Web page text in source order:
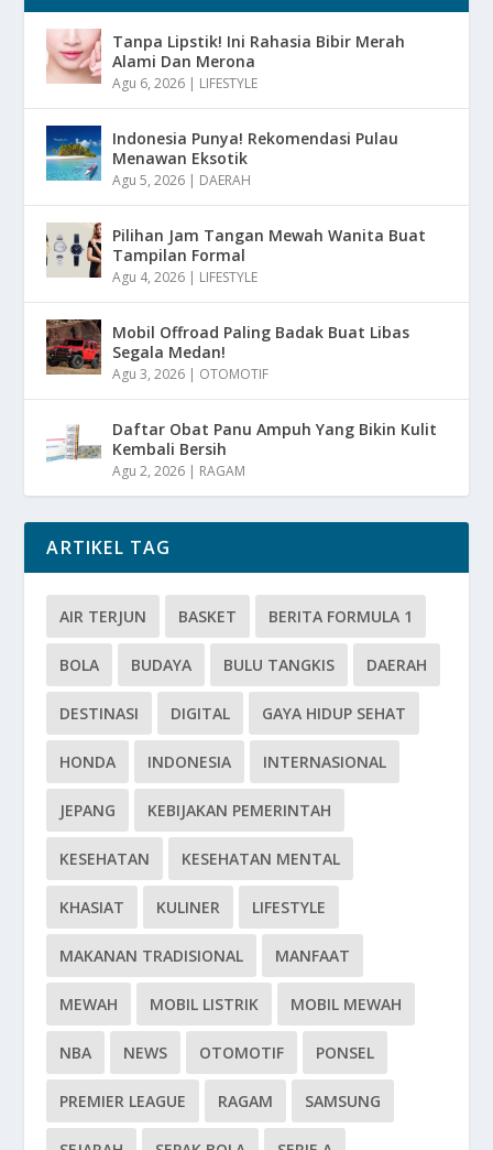
Tanpa Lipstik! Ini Rahasia Bibir Merah
Alami Dan Merona
Agu 6, 2026 | LIFESTYLE
Indonesia Punya! Rekomendasi Pulau
Menawan Eksotik
Agu 5, 2026 | DAERAH
Pilihan Jam Tangan Mewah Wanita Buat
Tampilan Formal
Agu 4, 2026 | LIFESTYLE
Mobil Offroad Paling Badak Buat Libas
Segala Medan!
Agu 3, 2026 | OTOMOTIF
Daftar Obat Panu Ampuh Yang Bikin Kulit
Kembali Bersih
Agu 2, 2026 | RAGAM
ARTIKEL TAG
AIR TERJUN BASKET BERITA FORMULA 1
BOLA BUDAYA BULU TANGKIS DAERAH
DESTINASI DIGITAL GAYA HIDUP SEHAT
HONDA INDONESIA INTERNASIONAL
JEPANG KEBIJAKAN PEMERINTAH
KESEHATAN KESEHATAN MENTAL
KHASIAT KULINER LIFESTYLE
MAKANAN TRADISIONAL MANFAAT
MEWAH MOBIL LISTRIK MOBIL MEWAH
NBA NEWS OTOMOTIF PONSEL
PREMIER LEAGUE RAGAM SAMSUNG